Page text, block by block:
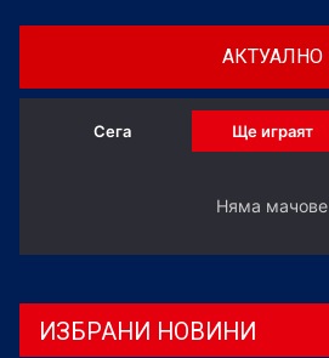
АКТУАЛНО
Сега Ще играят
Няма мачове
ИЗБРАНИ НОВИНИ